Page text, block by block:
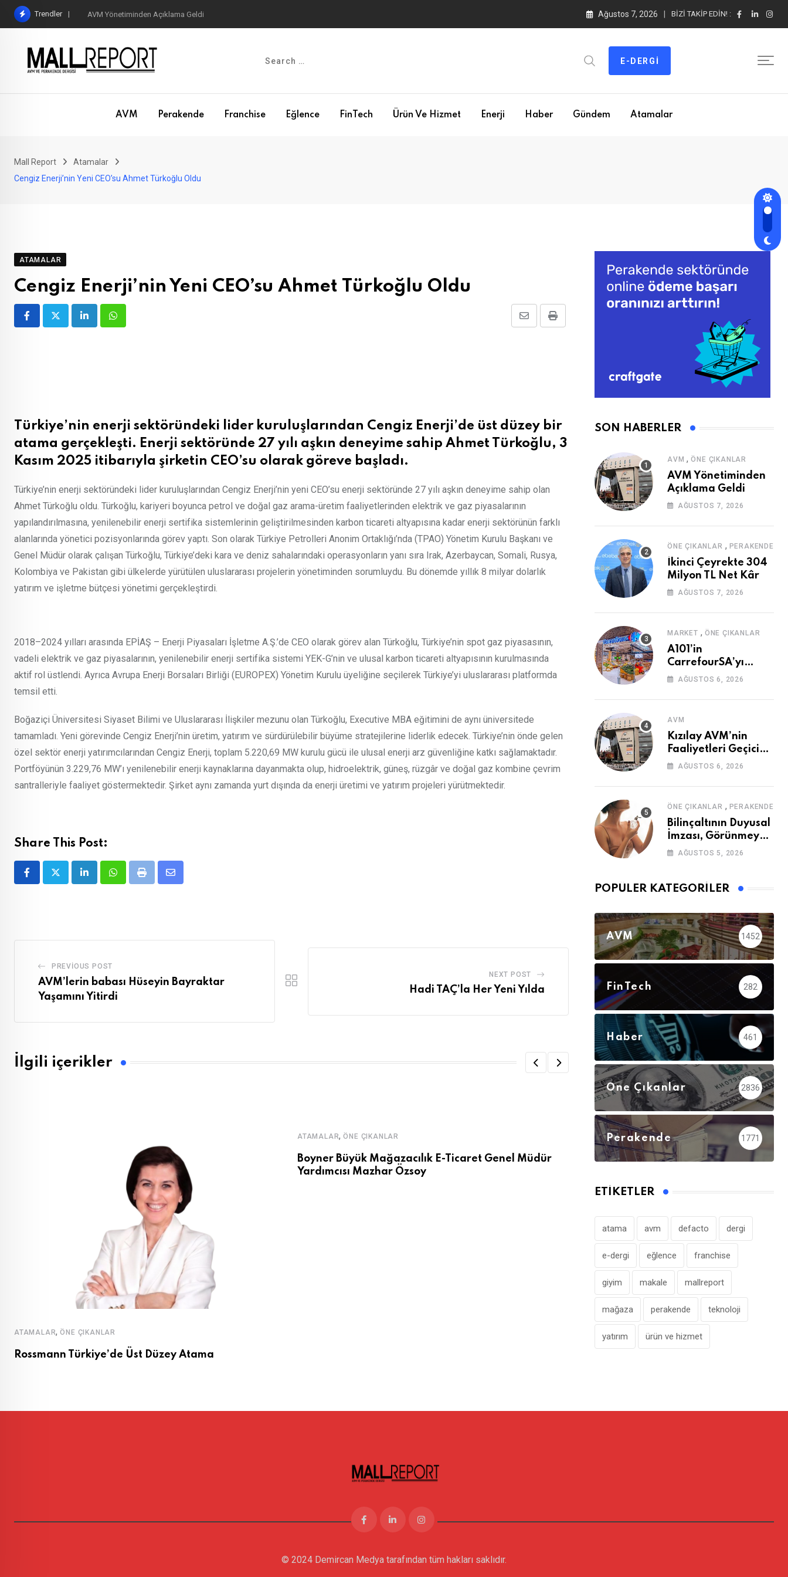
Skip
Trendler AVM Yönetiminden Açıklama Geldi Ağustos 7, 2026 BIZI TAKIP EDIN! :
E-DERGI
AVM Perakende Franchise Eğlence FinTech Ürün Ve Hizmet Enerji Haber Gündem Atamalar
Mall Report
Atamalar
Cengiz Enerji’nin Yeni CEO’su Ahmet Türkoğlu Oldu
ATAMALAR
Cengiz Enerji’nin Yeni CEO’su Ahmet Türkoğlu Oldu
LinkedInWhatsapp Print
Share
Türkiye’nin enerji sektöründeki lider kuruluşlarından Cengiz Enerji’de üst düzey bir
atama gerçekleşti. Enerji sektöründe 27 yılı aşkın deneyime sahip Ahmet Türkoğlu, 3
Kasım 2025 itibarıyla şirketin CEO’su olarak göreve başladı.
Türkiye’nin enerji sektöründeki lider kuruluşlarından Cengiz Enerji’nin yeni CEO’su enerji sektöründe 27 yılı aşkın deneyime sahip olan
Ahmet Türkoğlu oldu. Türkoğlu, kariyeri boyunca petrol ve doğal gaz arama-üretim faaliyetlerinden elektrik ve gaz piyasalarının
yapılandırılmasına, yenilenebilir enerji sertifika sistemlerinin geliştirilmesinden karbon ticareti altyapısına kadar enerji sektörünün farklı
alanlarında yönetici pozisyonlarında görev yaptı. Son olarak Türkiye Petrolleri Anonim Ortaklığı’nda (TPAO) Yönetim Kurulu Başkanı ve
Genel Müdür olarak çalışan Türkoğlu, Türkiye’deki kara ve deniz sahalarındaki operasyonların yanı sıra Irak, Azerbaycan, Somali, Rusya,
Kolombiya ve Pakistan gibi ülkelerde yürütülen uluslararası projelerin yönetiminden sorumluydu. Bu dönemde yıllık 8 milyar dolarlık
yatırım ve işletme bütçesi yönetimi gerçekleştirdi.
2018–2024 yılları arasında EPİAŞ – Enerji Piyasaları İşletme A.Ş.’de CEO olarak görev alan Türkoğlu, Türkiye’nin spot gaz piyasasının,
vadeli elektrik ve gaz piyasalarının, yenilenebilir enerji sertifika sistemi YEK-G’nin ve ulusal karbon ticareti altyapısının kurulmasında
aktif rol üstlendi. Ayrıca Avrupa Enerji Borsaları Birliği (EUROPEX) Yönetim Kurulu üyeliğine seçilerek Türkiye’yi uluslararası platformda
temsil etti.
Boğaziçi Üniversitesi Siyaset Bilimi ve Uluslararası İlişkiler mezunu olan Türkoğlu, Executive MBA eğitimini de aynı üniversitede
tamamladı. Yeni görevinde Cengiz Enerji’nin üretim, yatırım ve sürdürülebilir büyüme stratejilerine liderlik edecek. Türkiye’nin önde gelen
özel sektör enerji yatırımcılarından Cengiz Enerji, toplam 5.220,69 MW kurulu gücü ile ulusal enerji arz güvenliğine katkı sağlamaktadır.
Portföyünün 3.229,76 MW’ı yenilenebilir enerji kaynaklarına dayanmakta olup, hidroelektrik, güneş, rüzgâr ve doğal gaz kombine çevrim
santralleriyle faaliyet göstermektedir. Şirket aynı zamanda yurt dışında da enerji üretimi ve yatırım projeleri yürütmektedir.
Share This Post:
LinkedInWhatsappPrint
Share
PREVIOUS POST
AVM’lerin babası Hüseyin Bayraktar
Yaşamını Yitirdi
NEXT POST
Hadi TAÇ’la Her Yeni Yılda
İlgili içerikler
ATAMALAR,ÖNE ÇIKANLAR
Rossmann Türkiye’de Üst Düzey Atama
ATAMALAR,ÖNE ÇIKANLAR
Boyner Büyük Mağazacılık E-Ticaret Genel Müdür
Yardımcısı Mazhar Özsoy
ATAMALAR, ÖNE ÇIKANLAR
CarrefourSA’da CEO Görevi Hatice
SON HABERLER
AVM ,ÖNE ÇIKANLAR
AVM Yönetiminden
Açıklama Geldi
AĞUSTOS 7, 2026
ÖNE ÇIKANLAR , PERAKENDE
İkinci Çeyrekte 304
Milyon TL Net Kâr
AĞUSTOS 7, 2026
MARKET , ÖNE ÇIKANLAR
A101’in
CarrefourSA’yı
Devralmasına Şartlı
AĞUSTOS 6, 2026
AVM
Kızılay AVM’nin
Faaliyetleri Geçici
Olarak Durduruldu
AĞUSTOS 6, 2026
ÖNE ÇIKANLAR , PERAKENDE
Bilinçaltının Duyusal
İmzası, Görünmeyen
GüçAĞUSTOS 5, 2026
POPÜLER KATEGORILER
AVM 1452
FinTech 282
Haber 461
Öne Çıkanlar 2836
Perakende 1771
ETIKETLER
atama avm defacto dergi
e-dergi eğlence franchise
giyim makale mallreport
mağaza perakende teknoloji
yatırım ürün ve hizmet
© 2024 Demircan Medya tarafından tüm hakları saklıdır.